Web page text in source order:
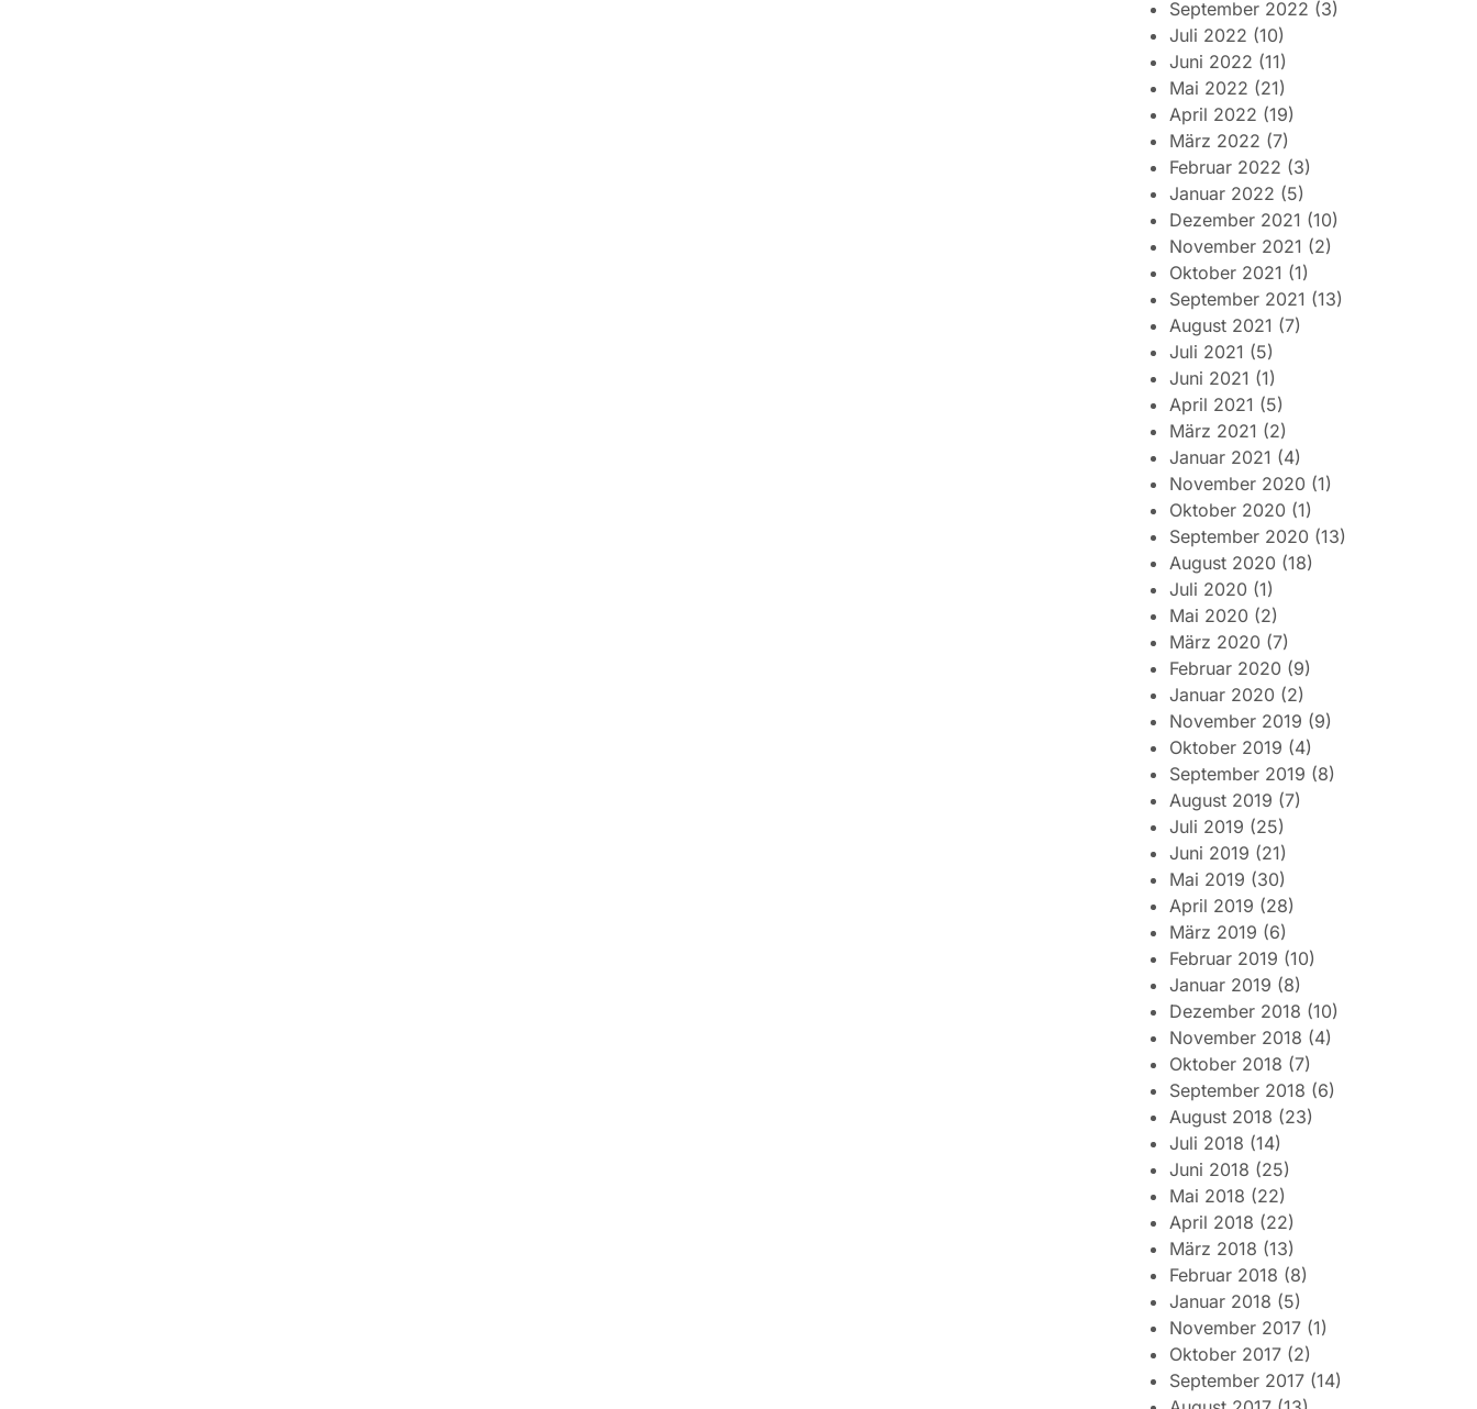
September 2022 (3)
Juli 2022 (10)
Juni 2022 (11)
Mai 2022 (21)
April 2022 (19)
März 2022 (7)
Februar 2022 (3)
Januar 2022 (5)
Dezember 2021 (10)
November 2021 (2)
Oktober 2021 (1)
September 2021 (13)
August 2021 (7)
Juli 2021 (5)
Juni 2021 (1)
April 2021 (5)
März 2021 (2)
Januar 2021 (4)
November 2020 (1)
Oktober 2020 (1)
September 2020 (13)
August 2020 (18)
Juli 2020 (1)
Mai 2020 (2)
März 2020 (7)
Februar 2020 (9)
Januar 2020 (2)
November 2019 (9)
Oktober 2019 (4)
September 2019 (8)
August 2019 (7)
Juli 2019 (25)
Juni 2019 (21)
Mai 2019 (30)
April 2019 (28)
März 2019 (6)
Februar 2019 (10)
Januar 2019 (8)
Dezember 2018 (10)
November 2018 (4)
Oktober 2018 (7)
September 2018 (6)
August 2018 (23)
Juli 2018 (14)
Juni 2018 (25)
Mai 2018 (22)
April 2018 (22)
März 2018 (13)
Februar 2018 (8)
Januar 2018 (5)
November 2017 (1)
Oktober 2017 (2)
September 2017 (14)